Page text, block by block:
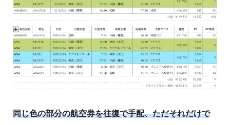
同じ色の部分の航空券を往復で手配、ただそれだけで